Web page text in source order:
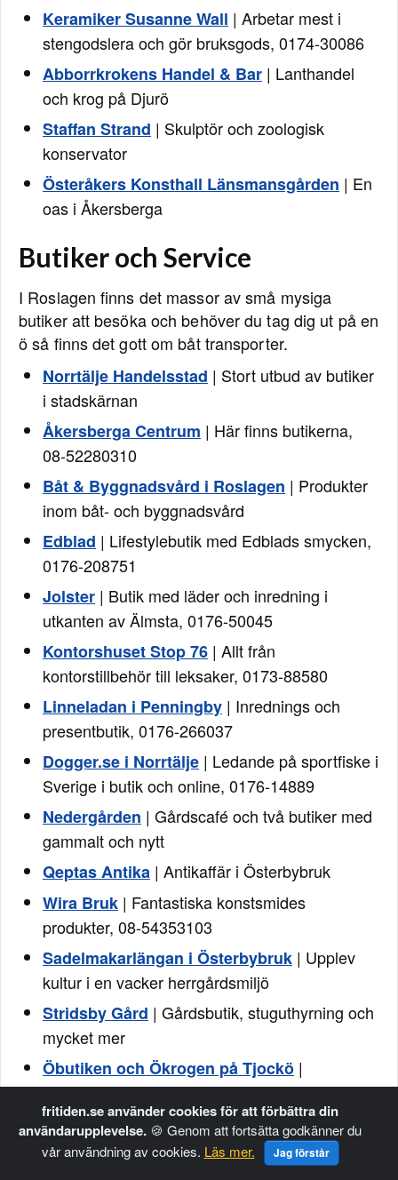
Keramiker Susanne Wall | Arbetar mest i
stengodslera och gör bruksgods, 0174-30086
Abborrkrokens Handel & Bar | Lanthandel
och krog på Djurö
Staffan Strand | Skulptör och zoologisk
konservator
Österåkers Konsthall Länsmansgården | En
oas i Åkersberga
Butiker och Service
I Roslagen finns det massor av små mysiga
butiker att besöka och behöver du tag dig ut på en
ö så finns det gott om båt transporter.
Norrtälje Handelsstad | Stort utbud av butiker
i stadskärnan
Åkersberga Centrum | Här finns butikerna,
08-52280310
Båt & Byggnadsvård i Roslagen | Produkter
inom båt- och byggnadsvård
Edblad | Lifestylebutik med Edblads smycken,
0176-208751
Jolster | Butik med läder och inredning i
utkanten av Älmsta, 0176-50045
Kontorshuset Stop 76 | Allt från
kontorstillbehör till leksaker, 0173-88580
Linneladan i Penningby | Inrednings och
presentbutik, 0176-266037
Dogger.se i Norrtälje | Ledande på sportfiske i
Sverige i butik och online, 0176-14889
Nedergården | Gårdscafé och två butiker med
gammalt och nytt
Qeptas Antika | Antikaffär i Österbybruk
Wira Bruk | Fantastiska konstsmides
produkter, 08-54353103
Sadelmakarlängan i Österbybruk | Upplev
kultur i en vacker herrgårdsmiljö
Stridsby Gård | Gårdsbutik, stuguthyrning och
mycket mer
Öbutiken och Ökrogen på Tjockö |
Skärgårdsbutik och restaurang på Tjockö,
0176-43180
Kröns Trädgård| Handelsträdgård och
restaurang på Väddö, 0176-51041
fritiden.se använder cookies för att förbättra din
användarupplevelse. 🍪 Genom att fortsätta godkänner du
vår användning av cookies. Läs mer. Jag förstår